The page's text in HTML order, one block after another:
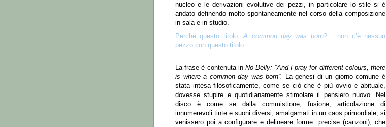
nucleo e le derivazioni evolutive dei pezzi, in particolare lo stile si è
andato definendo molto spontaneamente nel corso della composizione
in sala e in studio.
Perché questo titolo,A common day was born? … non c’è nessun
pezzo con questo titolo
La fraseè contenuta inNo Belly: “And I pray for different colours, there
is where a common day was born”. La genesi di un giorno comuneè
stata intesa filosoficamente, come se ciò cheè più ovvio e abituale,
dovesse stupire e quotidianamente stimolare il pensiero nuovo. Nel
disco è
come se dalla commistione, fusione, articolazione di
innumerevoli tinte e suoni diversi, amalgamati in un caos primordiale, si
venissero poi a configurare e delineare forme
precise (canzoni), che